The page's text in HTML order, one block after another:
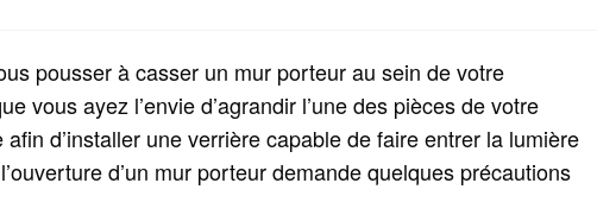
pousser à casser un mur porteur au sein de votre
vous ayez l’envie d’agrandir l’une des pièces de votre
d’installer une verrière capable de faire entrer la lumière
d’un mur porteur demande quelques précautions